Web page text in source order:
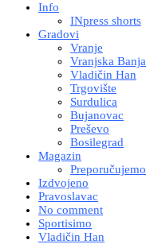
Info
INpress shorts
Gradovi
Vranje
Vranjska Banja
Vladičin Han
Trgovište
Surdulica
Bujanovac
Preševo
Bosilegrad
Magazin
Preporučujemo
Izdvojeno
Pravoslavac
No comment
Sportisimo
Vladičin Han